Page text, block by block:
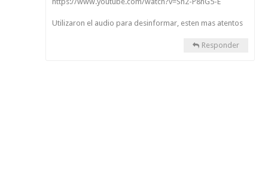
Utilizaron el audio para desinformar, esten mas atentos
Responder